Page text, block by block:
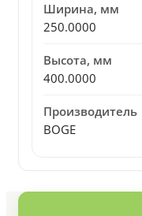
Ширина, мм
250.0000
Высота, мм
400.0000
Производитель
BOGE